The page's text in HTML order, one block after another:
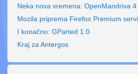
Neka nova vremena: OpenMandriva
Mozila priprema Firefox Premium
I konačno: GParted 1.0
Kraj za Antergos